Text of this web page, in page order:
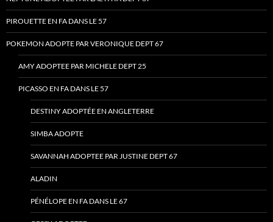
PIROUETTE EN FA DANS LE 57
POKEMON ADOPTE PAR VERONIQUE DEPT 67
AMY ADOPTEE PAR MICHELE DEPT 25
PICASSO EN FA DANS LE 57
DESTINY ADOPTÉE EN ANGLETERRE
SIMBA ADOPTE
SAVANNAH ADOPTEE PAR JUSTINE DEPT 67
ALADIN
PÉNÉLOPE EN FA DANS LE 67